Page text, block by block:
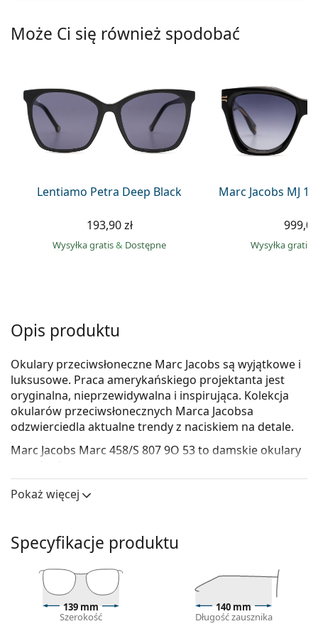
Total
Może Ci się również spodobać
Lentiamo Petra Deep Black
193,90 zł
Wysyłka gratis& Dostępne
Marc Jacobs MJ
Wysyłka gratis
Opis produktu
Okulary przeciwsłoneczne Marc Jacobs są wyjątkowe i
luksusowe. Praca amerykańskiego projektanta jest
oryginalna, nieprzewidywalna i inspirująca. Kolekcja
okularów przeciwsłonecznych Marca Jacobsa
odzwierciedla aktualne trendy z naciskiem na detale.
Marc Jacobs Marc 458/S 807 9O 53to damskie okulary
Skorzystaj z funkcji wirtualnego przymierzania i
zobacz, jak wyglądasz w okularach
Oprawka okularów
Czarny kolor oprawek doskonale pasuje do
chłodnego odcienia skóry oraz do jasnobrązowych,
czarnych lub jasnoblond włosów.
Kwadratowe oprawki okularów przeciwsłonecznych
Pokaż więcej
Specyfikacje produktu
139 mm
Szerokość
140 mm
Długość zausznika